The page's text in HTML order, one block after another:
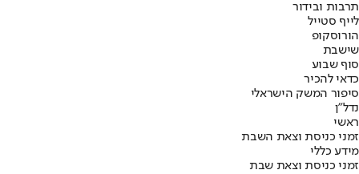
תרבות ובידור
לייף סטייל
הורוסקופ
שישבת
סוף שבוע
כדאי להכיר
סיפור המשק הישראלי
נדל"ן
ראשי
זמני כניסת וצאת השבת
מידע כללי
זמני כניסת וצאת שבת